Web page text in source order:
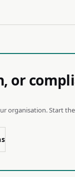
or
organisation. Start